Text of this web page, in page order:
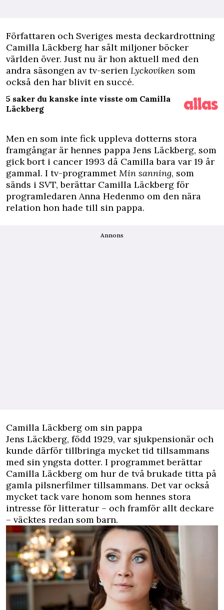
Författaren och Sveriges mesta deckardrottning
Camilla Läckberg har sålt miljoner böcker
världen över. Just nu är hon aktuell med den
andra säsongen av tv-serien Lyckoviken som
också den har blivit en succé.
5 saker du kanske inte visste om Camilla
Läckberg
Men en som inte fick uppleva dotterns stora
framgångar är hennes pappa Jens Läckberg, som
gick bort i cancer 1993 då Camilla bara var 19 år
gammal. I tv-programmetMin sanning, som
sänds i SVT, berättar Camilla Läckberg för
programledaren Anna Hedenmo om den nära
relation hon hade till sin pappa.
Annons
Camilla Läckberg om sin pappa
Jens Läckberg, född 1929, var sjukpensionär och
kunde därför tillbringa mycket tid tillsammans
med sin yngsta dotter. I programmet berättar
Camilla Läckberg om hur de två brukade titta på
gamla pilsnerfilmer tillsammans. Det var också
mycket tack vare honom som hennes stora
intresse för litteratur – och framför allt deckare
– väcktes redan som barn.